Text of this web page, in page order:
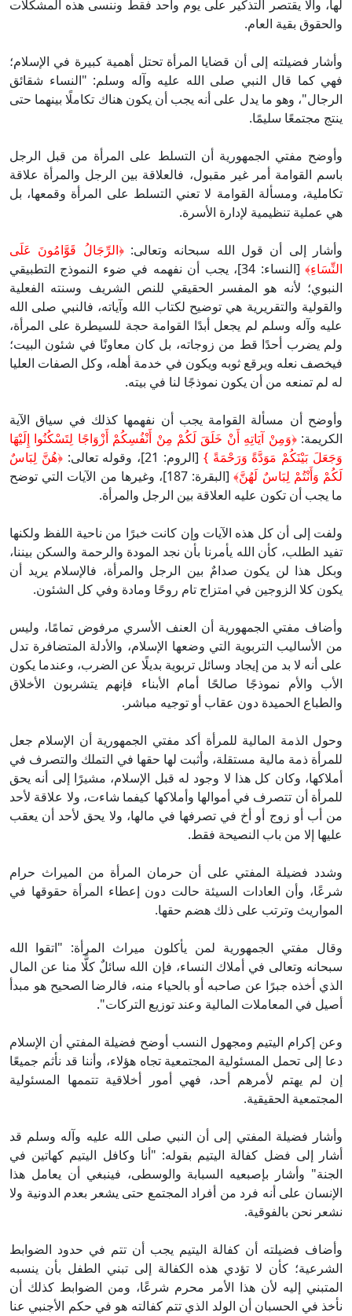
وألا يقتصر التذكير على يوم واحد فقط وننسى هذه المشكلات
بقية العام.
فضيلته إلى أن قضايا المرأة تحتل أهمية كبيرة في الإسلام؛
كما قال النبي صلى الله عليه وآله وسلم: "النساء شقائق
وهو ما يدل على أنه يجب أن يكون هناك تكاملًا بينهما حتى
مجتمعًا سليمًا.
مفتي الجمهورية أن التسلط على المرأة من قبل الرجل
القوامة أمر غير مقبول، فالعلاقة بين الرجل والمرأة علاقة
ومسألة القوامة لا تعني التسلط على المرأة وقمعها، بل
عملية تنظيمية لإدارة الأسرة.
إلى أن قول الله سبحانه وتعالى:﴿الرِّجَالُ قَوَّامُونَ عَلَى
﴾
[النساء: 34]، يجب أن نفهمه في ضوء النموذج التطبيقي
لأنه هو المفسر الحقيقي للنص الشريف وسنته الفعلية
والتقريرية هي توضيح لكتاب الله وآياته، فالنبي صلى الله
وآله وسلم لم يجعل أبدًا القوامة حجة للسيطرة على المرأة،
يضرب أحدًا قط من زوجاته، بل كان معاونًا في شئون البيت؛
نعله ويرقع ثوبه ويكون في خدمة أهله، وكل الصفات العليا
لم تمنعه من أن يكون نموذجًا لنا في بيته.
أن مسألة القوامة يجب أن نفهمها كذلك في سياق الآية
﴿وَمِنْ آيَاتِهِ أَنْ خَلَقَ لَكُمْ مِنْ أَنْفُسِكُمْ أَزْوَاجًا لِتَسْكُنُوا إِلَيْهَا
بَيْنَكُمْ مَوَدَّةً وَرَحْمَةً }[الروم: 21]، وقوله تعالى: ﴿ هُنَّ لِبَاسٌ
وَأَنْتُمْ لِبَاسٌ لَهُنَّ﴾
[البقرة: 187]، وغيرها من الآيات التي توضح
يجب أن تكون عليه العلاقة بين الرجل والمرأة.
إلى أن كل هذه الآيات وإن كانت خبرًا من ناحية اللفظ ولكنها
الطلب، كأن الله يأمرنا بأن نجد المودة والرحمة والسكن بيننا،
هذا لن يكون صدامٌ بين الرجل والمرأة، فالإسلام يريد أن
كلا الزوجين في امتزاج تام روحًا ومادة وفي كل الشئون.
مفتي الجمهورية أن العنف الأسري مرفوض تمامًا، وليس
الأساليب التربوية التي وضعها الإسلام، والأدلة المتضافرة تدل
أنه لا بد من إيجاد وسائل تربوية بديلًا عن الضرب، وعندما يكون
والأم نموذجًا صالحًا أمام الأبناء فإنهم يتشربون الأخلاق
الحميدة دون عقاب أو توجيه مباشر.
الذمة المالية للمرأة أكد مفتي الجمهورية أن الإسلام جعل
ذمة مالية مستقلة، وأثبت لها حقها في التملك والتصرف في
وكان كل هذا لا وجود له قبل الإسلام، مشيرًا إلى أنه يحق
أن تتصرف في أموالها وأملاكها كيفما شاءت، ولا علاقة لأحد
أب أو زوج أو أخ في تصرفها في مالها، ولا يحق لأحد أن يعقب
إلا من باب النصيحة فقط.
فضيلة المفتي على أن حرمان المرأة من الميراث حرام
وأن العادات السيئة حالت دون إعطاء المرأة حقوقها في
وترتب على ذلك هضم حقها.
مفتي الجمهورية لمن يأكلون ميراث المرأة: "اتقوا الله
وتعالى في أملاك النساء، فإن الله سائلٌ كلًّا منا عن المال
أخذه جبرًا عن صاحبه أو بالحياء منه، فالرضا الصحيح هو مبدأ
في المعاملات المالية وعند توزيع التركات".
إكرام اليتيم ومجهول النسب أوضح فضيلة المفتي أن الإسلام
إلى تحمل المسئولية المجتمعية تجاه هؤلاء، وأننا قد نأثم جميعًا
لم يهتم لأمرهم أحد، فهي أمور أخلاقية تتممها المسئولية
الحقيقية.
فضيلة المفتي إلى أن النبي صلى الله عليه وآله وسلم قد
إلى فضل كفالة اليتيم بقوله: "أنا وكافل اليتيم كهاتين في
وأشار بإصبعيه السبابة والوسطى، فينبغي أن يعامل هذا
على أنه فرد من أفراد المجتمع حتى يشعر بعدم الدونية ولا
نحن بالفوقية.
فضيلته أن كفالة اليتيم يجب أن تتم في حدود الضوابط
كأن لا تؤدي هذه الكفالة إلى تبني الطفل بأن ينسبه
إليه لأن هذا الأمر محرم شرعًا، ومن الضوابط كذلك أن
في الحسبان أن الولد الذي تتم كفالته هو في حكم الأجنبي عنا